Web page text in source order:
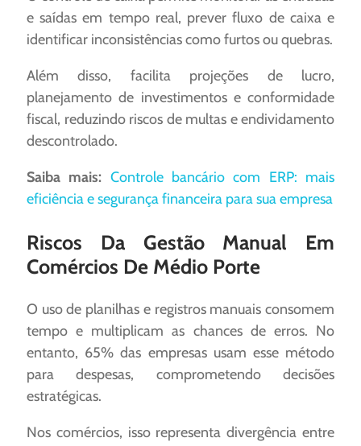
e saídas em tempo real, prever fluxo de caixa e
identificar inconsistências como furtos ou quebras.
Além disso, facilita projeções de lucro,
planejamento de investimentos e conformidade
fiscal, reduzindo riscos de multas e endividamento
descontrolado.
Saiba mais: Controle bancário com ERP: mais
eficiência e segurança financeira para sua empresa
Riscos Da Gestão Manual Em
Comércios De Médio Porte
O uso de planilhas e registros manuais consomem
tempo e multiplicam as chances de erros. No
entanto, 65% das empresas usam esse método
para despesas, comprometendo decisões
estratégicas.
Nos comércios, isso representa divergência entre